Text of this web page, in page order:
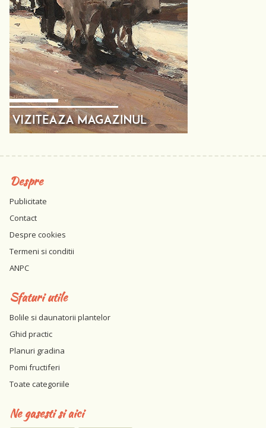
Despre
Publicitate
Contact
Despre cookies
Termeni si conditii
ANPC
Sfaturi utile
Bolile si daunatorii plantelor
Ghid practic
Planuri gradina
Pomi fructiferi
Toate categoriile
Ne gasesti si aici